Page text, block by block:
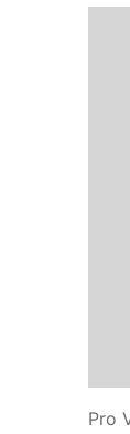
Pro